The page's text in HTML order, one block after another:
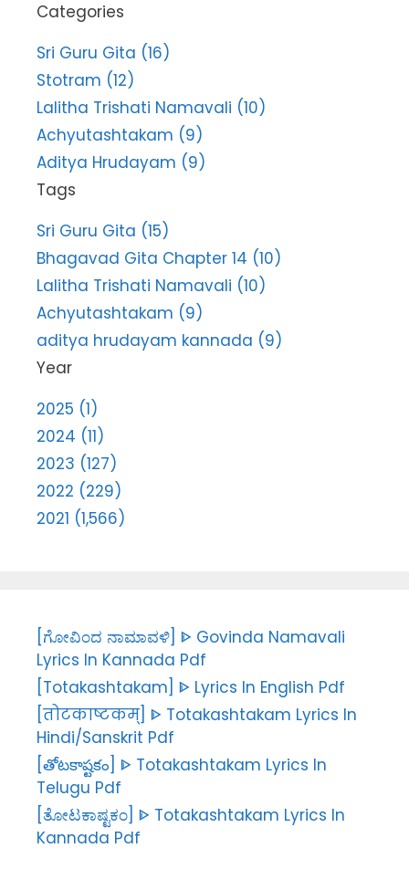
Categories
Sri Guru Gita (16)
Stotram (12)
Lalitha Trishati Namavali (10)
Achyutashtakam (9)
Aditya Hrudayam (9)
Tags
Sri Guru Gita (15)
Bhagavad Gita Chapter 14 (10)
Lalitha Trishati Namavali (10)
Achyutashtakam (9)
aditya hrudayam kannada (9)
Year
2025 (1)
2024 (11)
2023 (127)
2022 (229)
2021 (1,566)
[ಗೋವಿಂದ ನಾಮಾವಳಿ] ᐈ Govinda Namavali
Lyrics In Kannada Pdf
[Totakashtakam] ᐈ Lyrics In English Pdf
[तोटकाष्टकम्] ᐈ Totakashtakam Lyrics In
Hindi/Sanskrit Pdf
[తోటకాష్టకం] ᐈ Totakashtakam Lyrics In
Telugu Pdf
[ತೋಟಕಾಷ್ಟಕಂ] ᐈ Totakashtakam Lyrics In
Kannada Pdf